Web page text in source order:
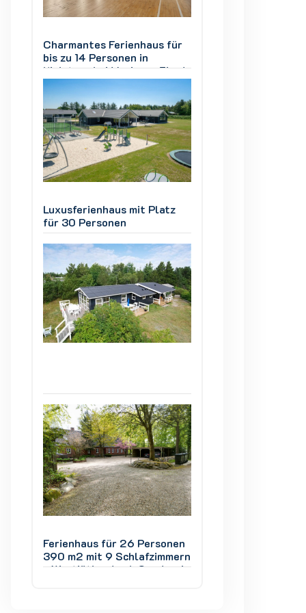
Charmantes Ferienhaus für
bis zu 14 Personen in
Kielstrup bei Mariager Fjord
Luxusferienhaus mit Platz
für 30 Personen
Ferienhaus für 26 Personen
390 m2 mit 9 Schlafzimmern
- Westjütland nah Søndervig